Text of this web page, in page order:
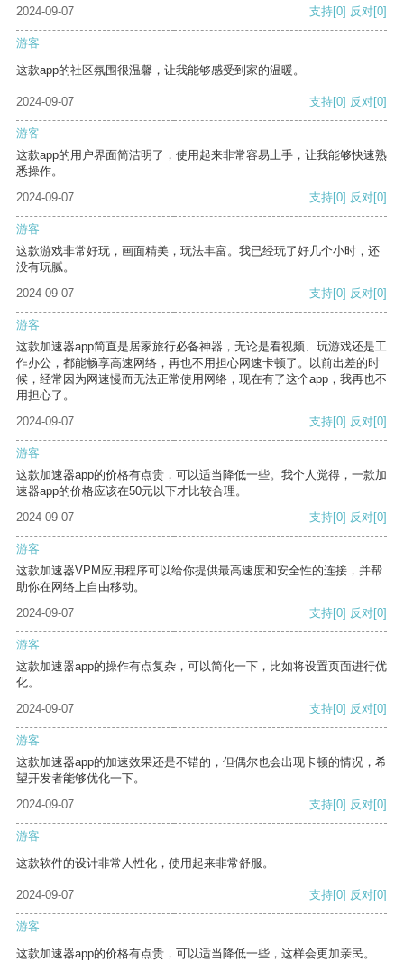
2024-09-07 支持[0] 反对[0]
游客
这款app的社区氛围很温馨，让我能够感受到家的温暖。
2024-09-07 支持[0] 反对[0]
游客
这款app的用户界面简洁明了，使用起来非常容易上手，让我能够快速熟
悉操作。
2024-09-07
支持[0] 反对[0]
游客
这款游戏非常好玩，画面精美，玩法丰富。我已经玩了好几个小时，还
没有玩腻。
2024-09-07
支持[0] 反对[0]
游客
这款加速器app简直是居家旅行必备神器，无论是看视频、玩游戏还是工
作办公，都能畅享高速网络，再也不用担心网速卡顿了。以前出差的时
候，经常因为网速慢而无法正常使用网络，现在有了这个app，我再也不
用担心了。
2024-09-07
支持[0] 反对[0]
游客
这款加速器app的价格有点贵，可以适当降低一些。我个人觉得，一款加
速器app的价格应该在50元以下才比较合理。
2024-09-07
支持[0] 反对[0]
游客
这款加速器VPM应用程序可以给你提供最高速度和安全性的连接，并帮
助你在网络上自由移动。
2024-09-07
支持[0] 反对[0]
游客
这款加速器app的操作有点复杂，可以简化一下，比如将设置页面进行优
化。
2024-09-07
支持[0] 反对[0]
游客
这款加速器app的加速效果还是不错的，但偶尔也会出现卡顿的情况，希
望开发者能够优化一下。
2024-09-07
支持[0] 反对[0]
游客
这款软件的设计非常人性化，使用起来非常舒服。
2024-09-07 支持[0] 反对[0]
游客
这款加速器app的价格有点贵，可以适当降低一些，这样会更加亲民。